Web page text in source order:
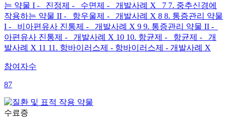
는 약물 I - 진정제 - 수면제 - 개발사례 X 7 7. 중추신경에
작용하는 약물 II - 항우울제 - 개발사례 X 8 8. 통증관리 약물
I - 비아편유사 진통제 - 개발사례 X 9 9. 통증관리 약물 II -
아편유사 진통제 - 개발사례 X 10 10. 항균제 - 항균제 - 개
발사례 X 11 11. 항바이러스제 - 항바이러스제 - 개발사례 X
참여자수
87
수료증